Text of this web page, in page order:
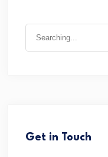
Get in Touch